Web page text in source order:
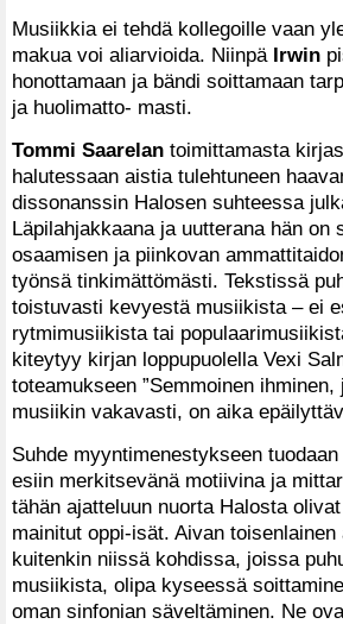
Musiikkia ei tehdä kollegoille vaan
makua voi aliarvioida. Niinpä Irwin
honottamaan ja bändi soittamaan
ja huolimatto- masti.
Tommi Saarelan toimittamasta
halutessaan aistia tulehtuneen
dissonanssin Halosen suhteessa
Läpilahjakkaana ja uutterana hän on
osaamisen ja piinkovan
työnsä tinkimättömästi. Tekstissä
toistuvasti kevyestä musiikista – ei
rytmimusiikista tai
kiteytyy kirjan loppupuolella Vexi
toteamukseen ”Semmoinen
musiikin vakavasti, on aika
Suhde myyntimenestykseen
esiin merkitsevänä motiivina ja
tähän ajatteluun nuorta Halosta
mainitut oppi-isät. Aivan
kuitenkin niissä kohdissa, joissa
musiikista, olipa kyseessä
oman sinfonian säveltäminen. Ne